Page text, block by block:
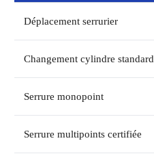
Déplacement serrurier
Changement cylindre standard
Serrure monopoint
Serrure multipoints certifiée